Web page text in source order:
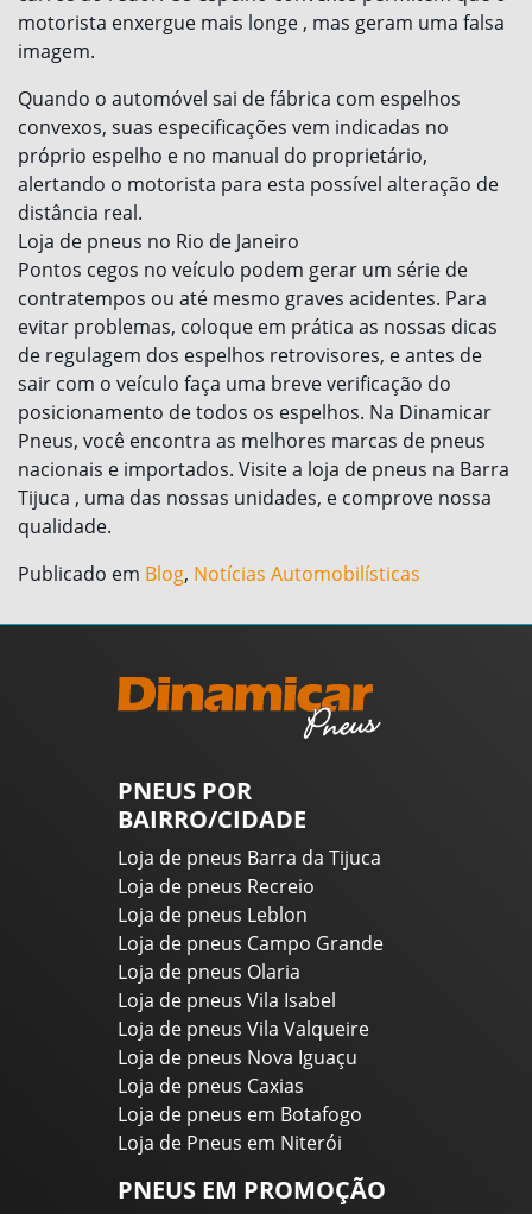
motorista enxergue mais longe , mas geram uma falsa
imagem.
Quando o automóvel sai de fábrica com espelhos
convexos, suas especificações vem indicadas no
próprio espelho e no manual do proprietário,
alertando o motorista para esta possível alteração de
distância real.
Loja de pneus no Rio de Janeiro
Pontos cegos no veículo podem gerar um série de
contratempos ou até mesmo graves acidentes. Para
evitar problemas, coloque em prática as nossas dicas
de regulagem dos espelhos retrovisores, e antes de
sair com o veículo faça uma breve verificação do
posicionamento de todos os espelhos. Na Dinamicar
Pneus, você encontra as melhores marcas de pneus
nacionais e importados. Visite a loja de pneus na Barra
Tijuca , uma das nossas unidades, e comprove nossa
qualidade.
Publicado em Blog, Notícias Automobilísticas
PNEUS POR
BAIRRO/CIDADE
Loja de pneus Barra da Tijuca
Loja de pneus Recreio
Loja de pneus Leblon
Loja de pneus Campo Grande
Loja de pneus Olaria
Loja de pneus Vila Isabel
Loja de pneus Vila Valqueire
Loja de pneus Nova Iguaçu
Loja de pneus Caxias
Loja de pneus em Botafogo
Loja de Pneus em Niterói
PNEUS EM PROMOÇÃO